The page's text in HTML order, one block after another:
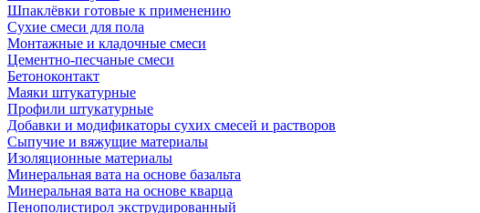
Шпаклёвки готовые к применению
Сухие смеси для пола
Монтажные и кладочные смеси
Цементно-песчаные смеси
Бетоноконтакт
Маяки штукатурные
Профили штукатурные
Добавки и модификаторы сухих смесей и растворов
Сыпучие и вяжущие материалы
Изоляционные материалы
Минеральная вата на основе базальта
Минеральная вата на основе кварца
Пенополистирол экструдированный